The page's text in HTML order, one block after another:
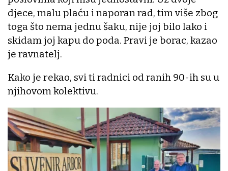
djece, malu plaću i naporan rad, tim više zbog
toga što nema jednu šaku, nije joj bilo lako i
skidam joj kapu do poda. Pravi je borac, kazao
je ravnatelj.
Kako je rekao, svi ti radnici od ranih 90-ih su u
njihovom kolektivu.